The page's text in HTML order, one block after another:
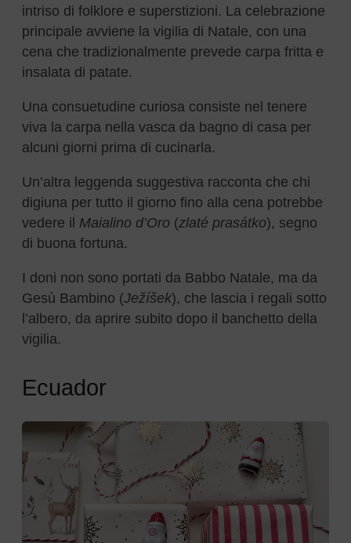
intriso di folklore e superstizioni. La celebrazione
principale avviene la vigilia di Natale, con una
cena che tradizionalmente prevede carpa fritta e
insalata di patate.
Una consuetudine curiosa consiste nel tenere
viva la carpa nella vasca da bagno di casa per
alcuni giorni prima di cucinarla.
Un’altra leggenda suggestiva racconta che chi
digiuna per tutto il giorno fino alla cena potrebbe
vedere il Maialino d’Oro (zlaté prasátko), segno
di buona fortuna.
I doni non sono portati da Babbo Natale, ma da
Gesù Bambino (Ježíšek), che lascia i regali sotto
l’albero, da aprire subito dopo il banchetto della
vigilia.
Ecuador